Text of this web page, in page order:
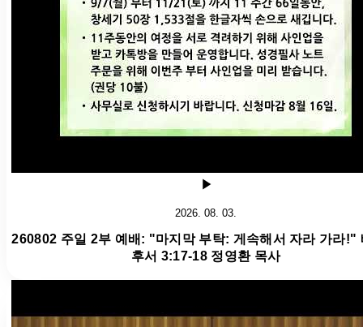
2026. 08. 03.
260802 주일 2부 예배: "마지막 부탁: 게속해서 자라 가라!"
후서 3:17-18 정영환 목사